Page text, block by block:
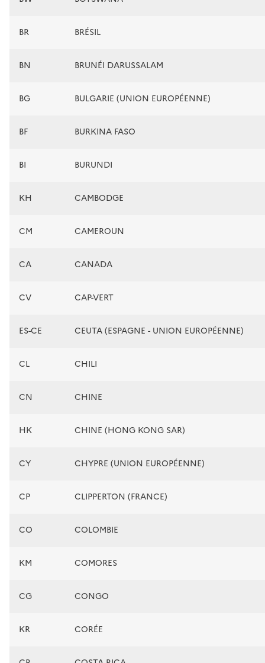
BR BRÉSIL
BN BRUNÉI DARUSSALAM
BG BULGARIE (UNION EUROPÉENNE)
BF BURKINA FASO
BI BURUNDI
KH CAMBODGE
CM CAMEROUN
CA CANADA
CV CAP-VERT
ES-CE CEUTA (ESPAGNE - UNION EUROPÉENNE)
CL CHILI
CN CHINE
HK CHINE (HONG KONG SAR)
CY CHYPRE (UNION EUROPÉENNE)
CP CLIPPERTON (FRANCE)
CO COLOMBIE
KM COMORES
CG CONGO
KR CORÉE